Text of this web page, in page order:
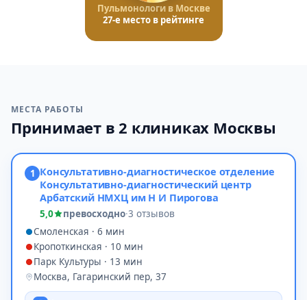
Пульмонологи в Москве
27-е место в рейтинге
МЕСТА РАБОТЫ
Принимает в 2 клиниках Москвы
1 Консультативно-диагностическое отделение
Консультативно-диагностический центр
Арбатский НМХЦ им Н И Пирогова
5,0 превосходно·3 отзывов
Смоленская · 6 мин
Кропоткинская · 10 мин
Парк Культуры · 13 мин
Москва, Гагаринский пер, 37